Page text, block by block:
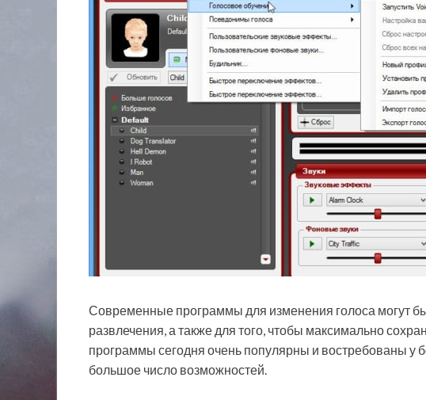
Современные программы для изменения голоса могут
развлечения, а также для того, чтобы максимально
программы сегодня очень популярны и востребованы у
большое число возможностей.